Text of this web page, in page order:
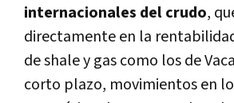
internacionales del crudo,
directamente en la
de shale y gas como los de
corto plazo, movimientos en